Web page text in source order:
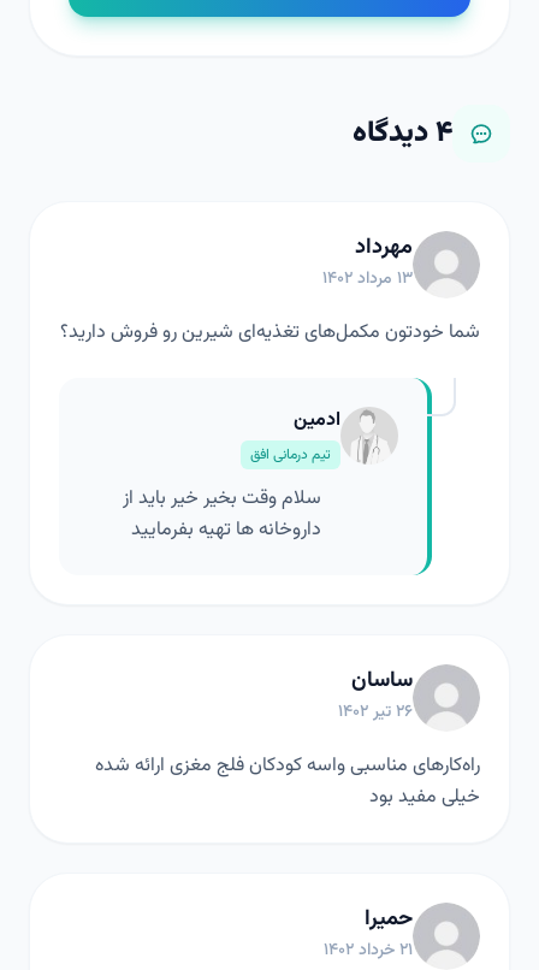
۴دیدگاه
مهرداد
۱۳ مرداد ۱۴۰۲
شما خودتون مکمل‌های تغذیه‌ای شیرین رو فروش دارید؟
ادمین
تیم درمانی افق
سلام وقت بخیر خیر باید از
داروخانه ها تهیه بفرمایید
ساسان
۲۶ تیر ۱۴۰۲
راه‌کارهای مناسبی واسه کودکان فلج مغزی ارائه شده
خیلی مفید بود
حمیرا
۲۱ خرداد ۱۴۰۲